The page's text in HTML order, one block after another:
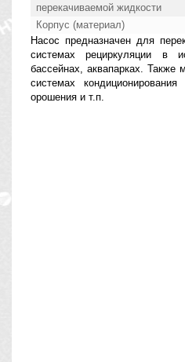
перекачиваемой жидкости
Корпус (материал)
Насос предназначен для
системах рециркуляции в
бассейнах, аквапарках. Также
системах
орошения и т.п.